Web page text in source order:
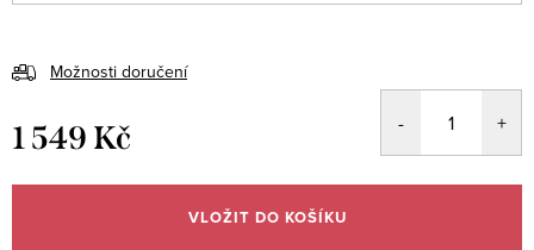
Možnosti doručení
1 549 Kč
cena:
VLOŽIT DO KOŠÍKU